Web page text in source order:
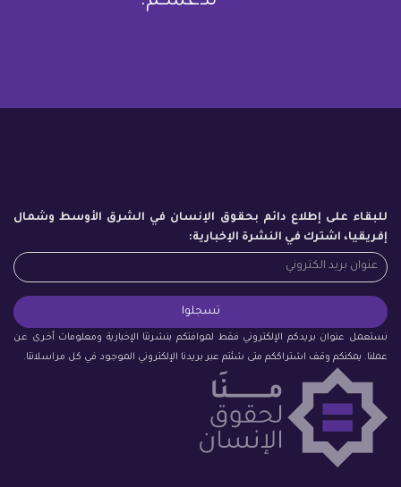
للبقاء على إطلاع دائم بحقوق الإنسان في الشرق الأوسط وشمال
إفريقيا، اشترك في النشرة الإخبارية:
نستعمل عنوان بريدكم الإلكتروني فقط لموافتكم بنشرتنا الإخبارية ومعلومات أخرى عن
عملنا. يمكنكم وقف اشتراككم متى شئتم عبر بريدنا الإلكتروني الموجود في كل مراسلاتنا.